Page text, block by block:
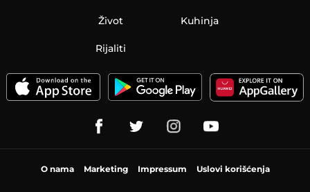
Život Kuhinja
Rijaliti
O nama Marketing Impressum Uslovi korišćenja